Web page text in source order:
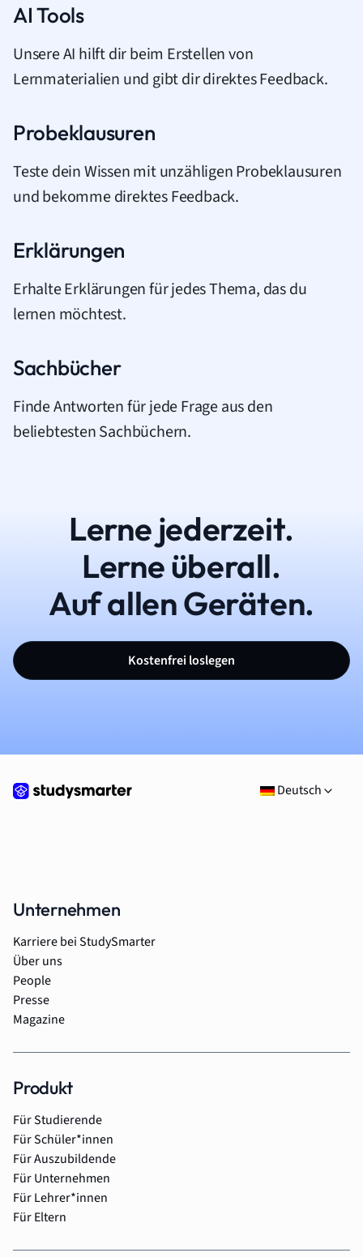
AI Tools
Unsere AI hilft dir beim Erstellen von
Lernmaterialien und gibt dir direktes Feedback.
Probeklausuren
Teste dein Wissen mit unzähligen Probeklausuren
und bekomme direktes Feedback.
Erklärungen
Erhalte Erklärungen für jedes Thema, das du
lernen möchtest.
Sachbücher
Finde Antworten für jede Frage aus den
beliebtesten Sachbüchern.
Lerne jederzeit.
Lerne überall.
Auf allen Geräten.
Kostenfrei loslegen
Deutsch
Unternehmen
Karriere bei StudySmarter
Über uns
People
Presse
Magazine
Produkt
Für Studierende
Für Schüler*innen
Für Auszubildende
Für Unternehmen
Für Lehrer*innen
Für Eltern